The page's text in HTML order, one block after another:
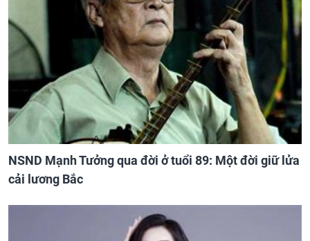
NSND Mạnh Tưởng qua đời ở tuổi 89: Một đời giữ lửa
cải lương Bắc